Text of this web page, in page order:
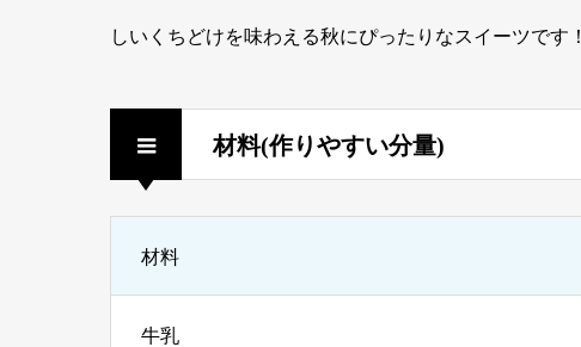
しいくちどけを味わえる秋にぴったりなスイーツです！
材料(作りやすい分量)
材料
牛乳